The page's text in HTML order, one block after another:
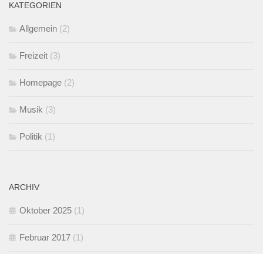
KATEGORIEN
Allgemein (2)
Freizeit (3)
Homepage (2)
Musik (3)
Politik (1)
ARCHIV
Oktober 2025 (1)
Februar 2017 (1)